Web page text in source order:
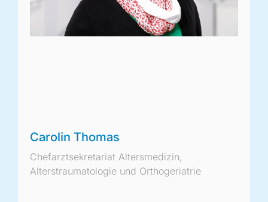
Carolin Thomas
Chefarztsekretariat Altersmedizin,
Alterstraumatologie und Orthogeriatrie